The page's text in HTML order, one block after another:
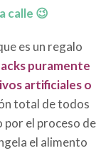
calle 😉
es un regalo
puramente
artificiales o
total de todos
por el proceso de
el alimento